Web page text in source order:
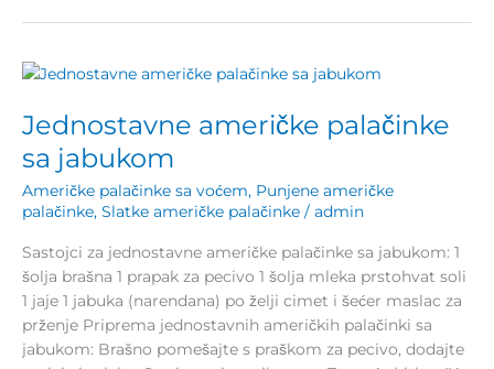
Jednostavne američke palačinke
sa jabukom
Američke palačinke sa voćem, Punjene američke
palačinke, Slatke američke palačinke / admin
Sastojci za jednostavne američke palačinke sa jabukom: 1
šolja brašna 1 prapak za pecivo 1 šolja mleka prstohvat soli
1 jaje 1 jabuka (narendana) po želji cimet i šećer maslac za
prženje Priprema jednostavnih američkih palačinki sa
jabukom: Brašno pomešajte s praškom za pecivo, dodajte
Jednostavne
palačinke
jabukom